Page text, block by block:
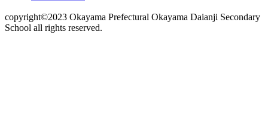
copyright©2023 Okayama Prefectural Okayama Daianji Secondary
School all rights reserved.